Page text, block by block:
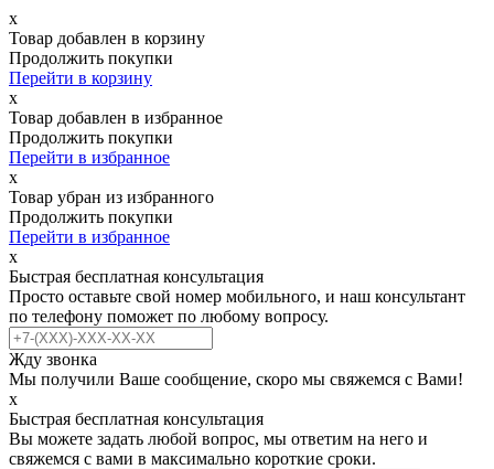
х
Товар добавлен в корзину
Продолжить покупки
Перейти в корзину
х
Товар добавлен в избранное
Продолжить покупки
Перейти в избранное
х
Товар убран из избранного
Продолжить покупки
Перейти в избранное
х
Быстрая бесплатная консультация
Просто оставьте свой номер мобильного, и наш консультант
по телефону поможет по любому вопросу.
Жду звонка
Мы получили Ваше сообщение, скоро мы свяжемся с Вами!
х
Быстрая бесплатная консультация
Вы можете задать любой вопрос, мы ответим на него и
свяжемся с вами в максимально короткие сроки.